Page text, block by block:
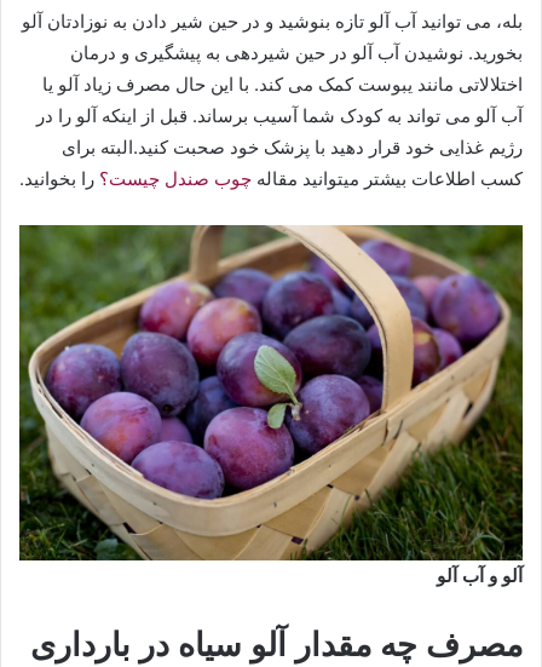
بله، می توانید آب آلو تازه بنوشید و در حین شیر دادن به نوزادتان آلو
بخورید. نوشیدن آب آلو در حین شیردهی به پیشگیری و درمان
اختلالاتی مانند یبوست کمک می کند. با این حال مصرف زیاد آلو یا
آب آلو می تواند به کودک شما آسیب برساند. قبل از اینکه آلو را در
رژیم غذایی خود قرار دهید با پزشک خود صحبت کنید.البته برای
کسب اطلاعات بیشتر میتوانید مقاله چوب صندل چیست؟ را بخوانید.
آلو و آب آلو
مصرف چه مقدار آلو سیاه در بارداری